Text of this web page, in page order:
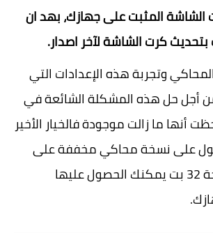
الشاشة المثبت على جهازك، بهد ان
كرت الشاشة لآخر اصدار.
وتجربة هذه الإعدادات التي
أجل حل هذه المشكلة الشائعة في
أنها ما زالت موجودة فالخيار الأخير
على نسخة محاكي مخففة على
الجهاز وهي نسخة 32 بت يمكنك الحصول عليها